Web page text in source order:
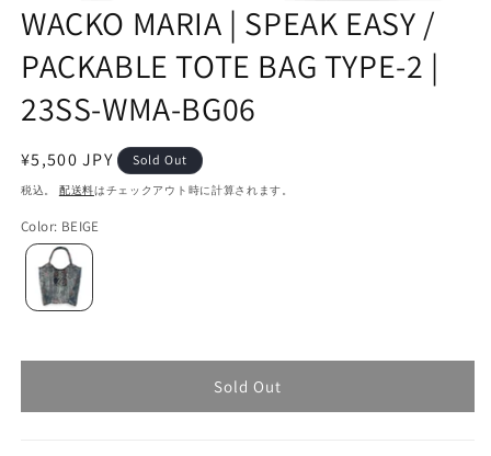
WACKO MARIA | SPEAK EASY /
PACKABLE TOTE BAG TYPE-2 |
23SS-WMA-BG06
通
常
格
¥5,500 JPY Sold Out
税込。 配送料はチェックアウト時に計算されます。
Color: BEIGE
Sold Out